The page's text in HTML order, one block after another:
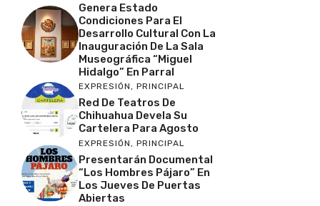
Genera Estado
Condiciones Para El
Desarrollo Cultural Con La
Inauguración De La Sala
Museográfica “Miguel
Hidalgo” En Parral
EXPRESIÓN, PRINCIPAL
Red De Teatros De
Chihuahua Devela Su
Cartelera Para Agosto
EXPRESIÓN, PRINCIPAL
Presentarán Documental
“Los Hombres Pájaro” En
Los Jueves De Puertas
Abiertas